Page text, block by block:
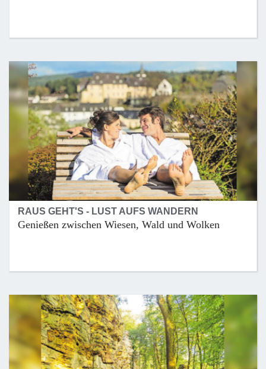
RAUS GEHT'S - LUST AUFS WANDERN
Genießen zwischen Wiesen, Wald und Wolken